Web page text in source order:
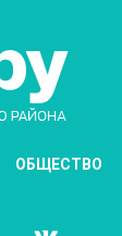
ОБЩЕСТВО